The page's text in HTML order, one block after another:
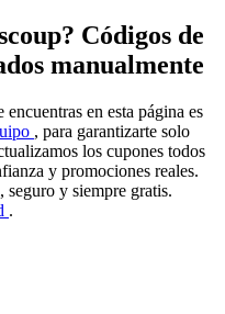
Códigos de
manualmente
en esta página es
, para garantizarte solo
los cupones todos
y promociones reales.
y siempre gratis.
.